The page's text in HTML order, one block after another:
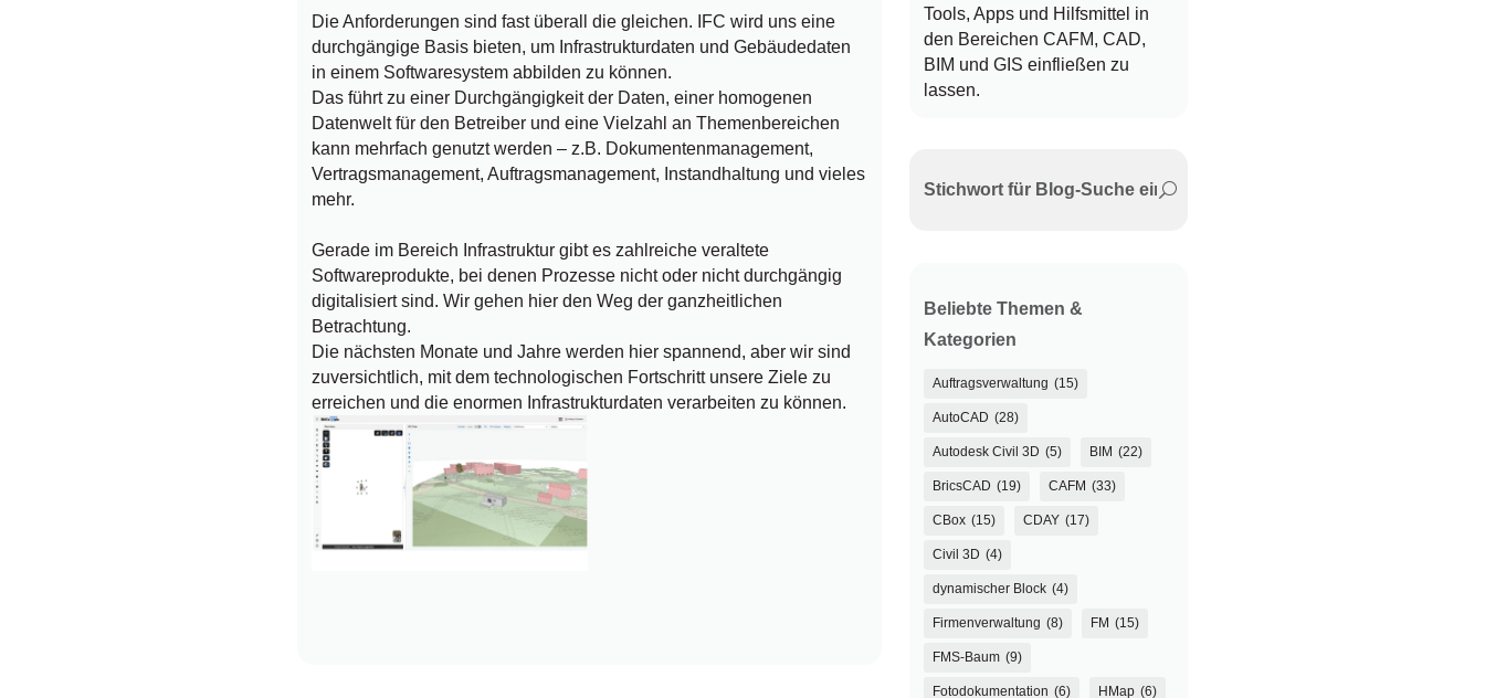
Die Anforderungen sind fast überall die gleichen. IFC wird uns eine
durchgängige Basis bieten, um Infrastrukturdaten und Gebäudedaten
in einem Softwaresystem abbilden zu können.
Das führt zu einer Durchgängigkeit der Daten, einer homogenen
Datenwelt für den Betreiber und eine Vielzahl an Themenbereichen
kann mehrfach genutzt werden – z.B. Dokumentenmanagement,
Vertragsmanagement, Auftragsmanagement, Instandhaltung und vieles
mehr.
Gerade im Bereich Infrastruktur gibt es zahlreiche veraltete
Softwareprodukte, bei denen Prozesse nicht oder nicht durchgängig
digitalisiert sind. Wir gehen hier den Weg der ganzheitlichen
Betrachtung.
Die nächsten Monate und Jahre werden hier spannend, aber wir sind
zuversichtlich, mit dem technologischen Fortschritt unsere Ziele zu
erreichen und die enormen Infrastrukturdaten verarbeiten zu können.
Tools, Apps und Hilfsmittel in
den Bereichen CAFM, CAD,
BIM und GIS einfließen zu
lassen.
Beliebte Themen &
Kategorien
Auftragsverwaltung (15)
AutoCAD (28)
Autodesk Civil 3D (5) BIM (22)
BricsCAD (19) CAFM (33)
CBox (15) CDAY (17)
Civil 3D (4)
dynamischer Block (4)
Firmenverwaltung (8) FM (15)
FMS-Baum (9)
Fotodokumentation (6) HMap (6)